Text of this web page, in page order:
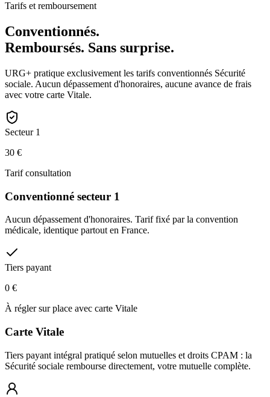
Tarifs et remboursement
Conventionnés.
Remboursés. Sans surprise.
URG+ pratique exclusivement les tarifs conventionnés Sécurité
sociale. Aucun dépassement d'honoraires, aucune avance de frais
avec votre carte Vitale.
Secteur 1
30 €
Tarif consultation
Conventionné secteur 1
Aucun dépassement d'honoraires. Tarif fixé par la convention
médicale, identique partout en France.
Tiers payant
0 €
À régler sur place avec carte Vitale
Carte Vitale
Tiers payant intégral pratiqué selon mutuelles et droits CPAM : la
Sécurité sociale rembourse directement, votre mutuelle complète.